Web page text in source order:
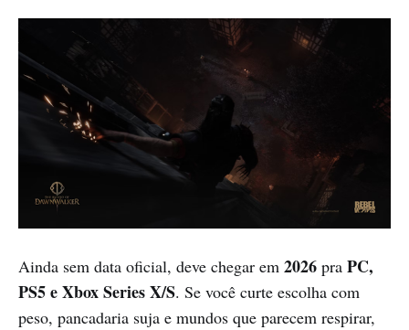
Ainda sem data oficial, deve chegar em 2026 pra PC,
PS5 e Xbox Series X/S. Se você curte escolha com
peso, pancadaria suja e mundos que parecem respirar,